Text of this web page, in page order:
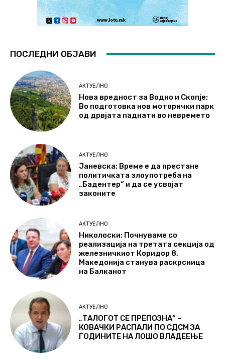
ПОСЛЕДНИ ОБЈАВИ
АКТУЕЛНО
Нова вредност за Водно и Скопје:
Во подготовка нов моторички парк
од дрвјата паднати во невремето
АКТУЕЛНО
Јаневска: Време е да престане
политичката злоупотреба на
„Бадентер“ и да се усвојат
законите
АКТУЕЛНО
Николоски: Почнуваме со
реализација на третата секција од
железничкиот Коридор 8,
Македонија станува раскрсница
на Балканот
АКТУЕЛНО
„ТАЛОГОТ СЕ ПРЕПОЗНА“ –
КОВАЧКИ РАСПАЛИ ПО СДСМ ЗА
ГОДИНИТЕ НА ЛОШО ВЛАДЕЕЊЕ